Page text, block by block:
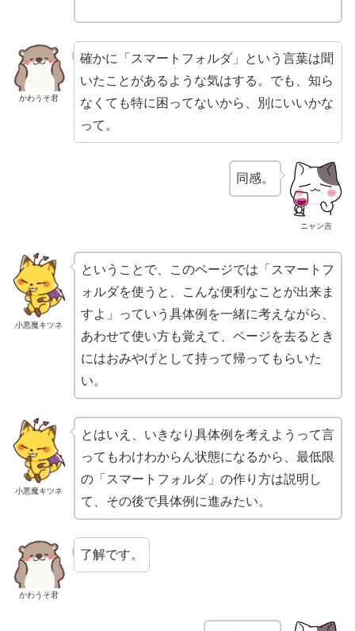
かわうそ君
確かに「スマートフォルダ」という言葉は聞
いたことがあるような気はする。でも、知ら
なくても特に困ってないから、別にいいかな
って。
ニャン吉
同感。
小悪魔キツネ
ということで、このページでは「スマートフ
ォルダを使うと、こんな便利なことが出来ま
すよ」っていう具体例を一緒に考えながら、
あわせて使い方も覚えて、ページを去るとき
にはおみやげとして持って帰ってもらいた
い。
小悪魔キツネ
とはいえ、いきなり具体例を考えようって言
ってもわけわからん状態になるから、最低限
の「スマートフォルダ」の作り方は説明し
て、その後で具体例に進みたい。
かわうそ君
了解です。